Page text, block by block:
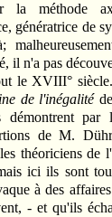
la méthode
génératrice de
il n'a pas
le XVIII°
de l'inégalité
par
de M.
théoriciens de
ici ils sont
à des
- et qu'ils